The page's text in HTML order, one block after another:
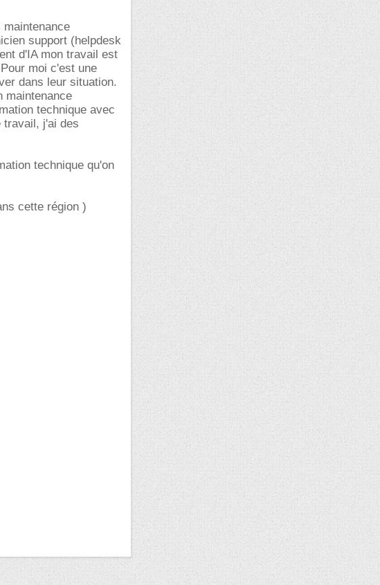
support (helpdesk
d'IA mon travail est
moi c'est une
dans leur situation.
maintenance
technique avec
travail, j'ai des
technique qu'on
cette région )